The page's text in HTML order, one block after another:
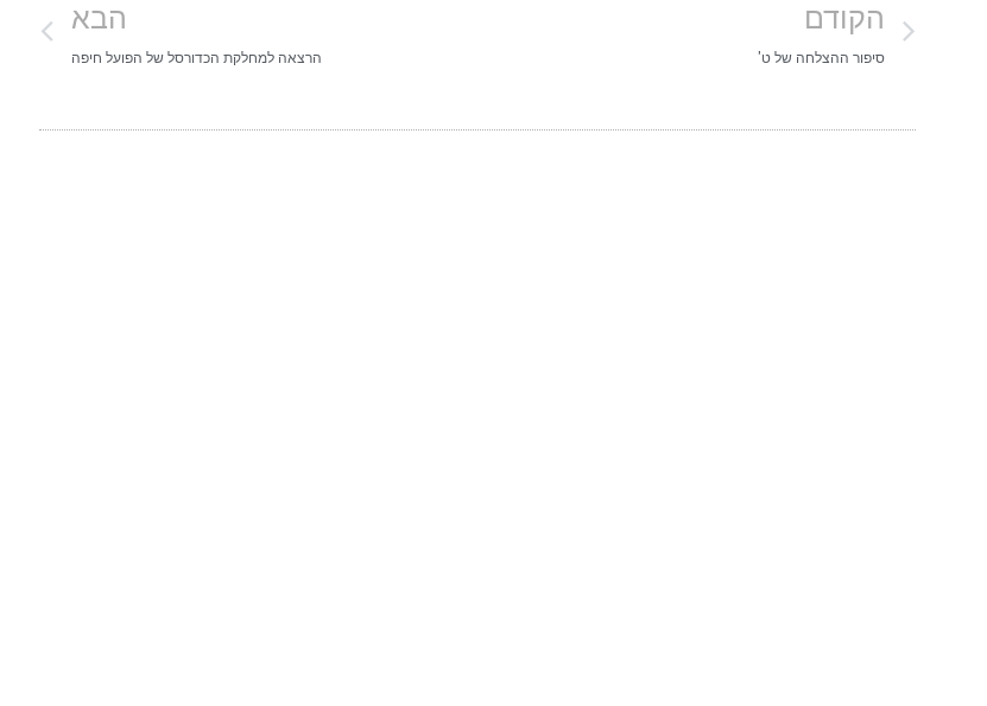
הקודם
סיפור ההצלחה של ט'
הבא
הרצאה למחלקת הכדורסל של הפועל חיפה